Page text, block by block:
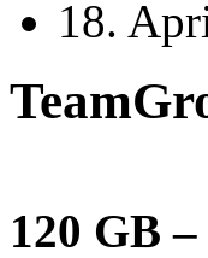
18.
120 GB –